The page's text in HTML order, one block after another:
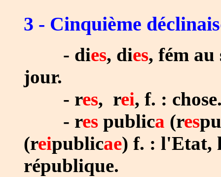
3 - Cinquième
- dies, dies, fém au
jour.
- res, rei, f. :
- res publica (res
(reipublicae) f. : l'Etat,
république.